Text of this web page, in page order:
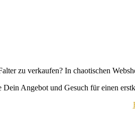
zu verkaufen? In chaotischen
Angebot und Gesuch für einen